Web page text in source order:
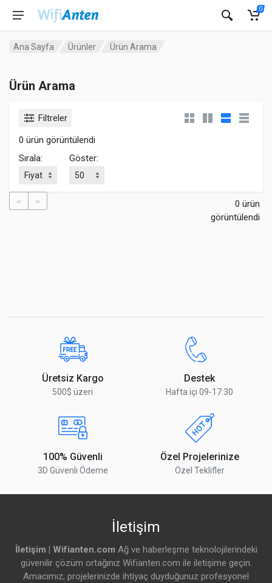
0
Ana Sayfa Ürünler Ürün Arama
Ürün Arama
Filtreler
0 ürün görüntülendi
Sırala:
Göster:
« »
0 ürün
görüntülendi
Üretsiz Kargo
500$ üzeri
Destek
Hafta içi 09-17:30
100% Güvenli
3D Güvenli Ödeme
Özel Projelerinize
Özel Teklifler
İletişim
İletişim | Wifianten.com Ağ ve haberleşme teknolojilerindeki
güvenilir çözüm ortağınız Wifianten.com ile iletişime geçin.
Amacımız; projelerinizde ihtiyaç duyduğunuz profesyonel